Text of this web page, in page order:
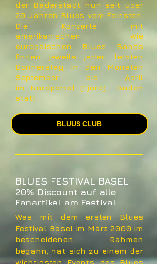
der Bäderstadt nun seit über
20 Jahren Blues vom Feinsten.
Die Konzerte mit
amerikanischen wie
europäischen Blues Bands
finden jeweils jeden letzten
Donnerstag in den Monaten
September bis April
im Nordportal (Fjord) Baden
statt.
BLUUS CLUB
BLUES FESTIVAL BASEL
20% Discount auf alle
Fanartikel am Festival
Was mit dem ersten Blues
Festival Basel im März 2000 im
bescheidenen Rahmen
begann, hat sich zu einem der
wichtigsten Events des Blues